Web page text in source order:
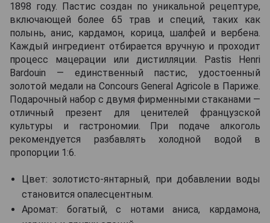
1898 году. Пастис создан по уникальной рецептуре,
включающей более 65 трав и специй, таких как
полынь, анис, кардамон, корица, шалфей и вербена.
Каждый ингредиент отбирается вручную и проходит
процесс мацерации или дистилляции. Pastis Henri
Bardouin — единственный пастис, удостоенный
золотой медали на Concours General Agricole в Париже.
Подарочный набор с двумя фирменными стаканами —
отличный презент для ценителей французской
культуры и гастрономии. При подаче алкоголь
рекомендуется разбавлять холодной водой в
пропорции 1:6.
Цвет: золотисто-янтарный, при добавлении воды
становится опалесцентным.
Аромат: богатый, с нотами аниса, кардамона,